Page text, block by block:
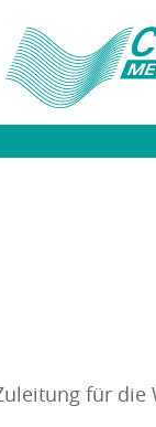
für die